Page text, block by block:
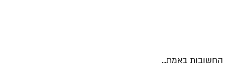
החשובות באמת...